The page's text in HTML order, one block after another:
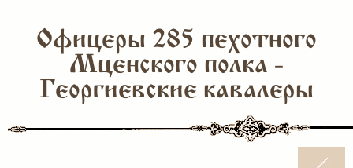
Офицеры 285 пехотного
Мценского полка -
Георгиевские кавалеры